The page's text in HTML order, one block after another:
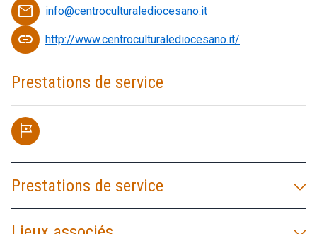
email info@centroculturalediocesano.it
link http://www.centroculturalediocesano.it/
Prestations de service
tour
Prestations de service